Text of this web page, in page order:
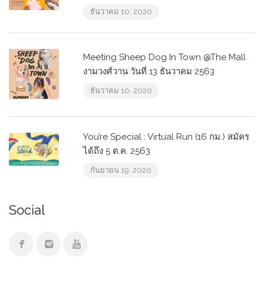
ธันวาคม 10, 2020
Meeting Sheep Dog In Town @The Mall
งามวงศ์วาน วันที่ 13 ธันวาคม 2563
ธันวาคม 10, 2020
You’re Special : Virtual Run (16 กม.) สมัคร
ได้ถึง 5 ต.ค. 2563
กันยายน 19, 2020
Social